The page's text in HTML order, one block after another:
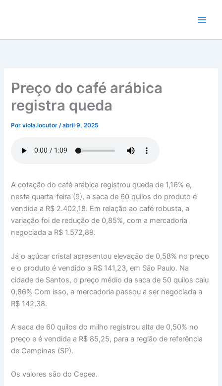
conteúdo
Preço do café arábica
registra queda
Porviola.locutor/abril 9, 2025
A cotação do café arábica registrou queda de 1,16% e,
nesta quarta-feira (9), a saca de 60 quilos do produto é
vendida a R$ 2.402,18. Em relação ao café robusta, a
variação foi de redução de 0,85%, com a mercadoria
negociada a R$ 1.572,89.
Já o açúcar cristal apresentou elevação de 0,58% no preço
e o produto é vendido a R$ 141,23, em São Paulo. Na
cidade de Santos, o preço médio da saca de 50 quilos caiu
0,86% Com isso, a mercadoria passou a ser negociada a
R$ 142,38.
A saca de 60 quilos do milho registrou alta de 0,50% no
preço e é vendida a R$ 85,25, para a região de referência
de Campinas (SP).
Os valores são do Cepea.